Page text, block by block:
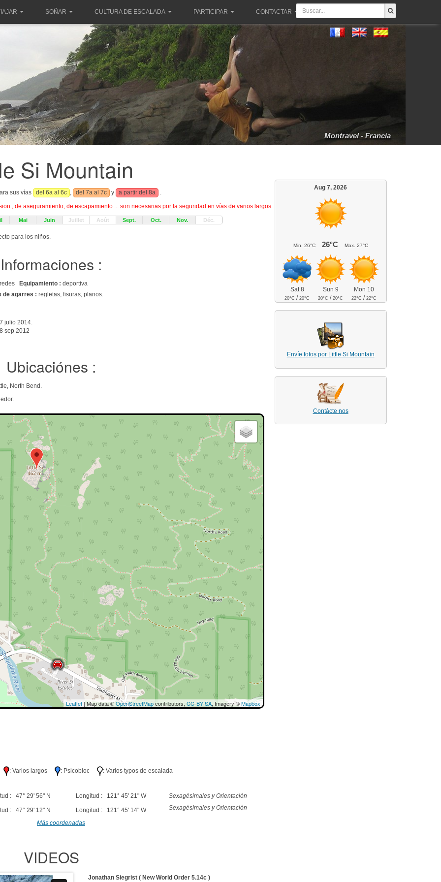
SOÑAR CULTURA DE ESCALADA PARTICIPAR CONTACTAR
Montravel - Francia
Si Mountain
sus vías del 6a al 6c , del 7a al 7c y a partir del 8a
.
, de aseguramiento, de escapamiento ... son necesarias por la seguridad en vías de varios largos.
Mai Juin Juillet Août Sept. Oct. Nov. Déc.
para los niños.
Informaciones :
Equipamiento : deportiva
de agarres : regletas, fisuras, planos.
julio 2014.
sep 2012
Ubicaciónes :
North Bend.
Leaflet| Map data ©OpenStreetMapcontributors, CC-BY-SA, Imagery ©Mapbox
: Varios largos : Psicobloc : Varios typos de escalada
: 47° 29' 56" N Longitud : 121° 45' 21" W Sexagésimales y Orientación
: 47° 29' 12" N Longitud : 121° 45' 14" W Sexagésimales y Orientación
Más coordenadas
VIDEOS
Jonathan Siegrist ( New World Order 5.14c )
Aug 7, 2026
Min. 26°C 26°C Max. 27°C
Sat 8
20°C /20°C
Sun 9
20°C /20°C
Mon 10
22°C /22°C
Envíe fotos por Little Si Mountain
Contácte nos